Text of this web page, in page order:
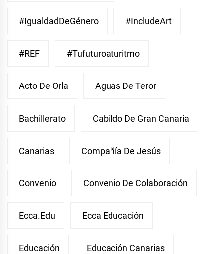
#IgualdadDeGénero #IncludeArt
#REF #Tufuturoaturitmo
Acto De Orla Aguas De Teror
Bachillerato Cabildo De Gran Canaria
Canarias Compañía De Jesús
Convenio Convenio De Colaboración
Ecca.edu Ecca Educación
Educación Educación Canarias